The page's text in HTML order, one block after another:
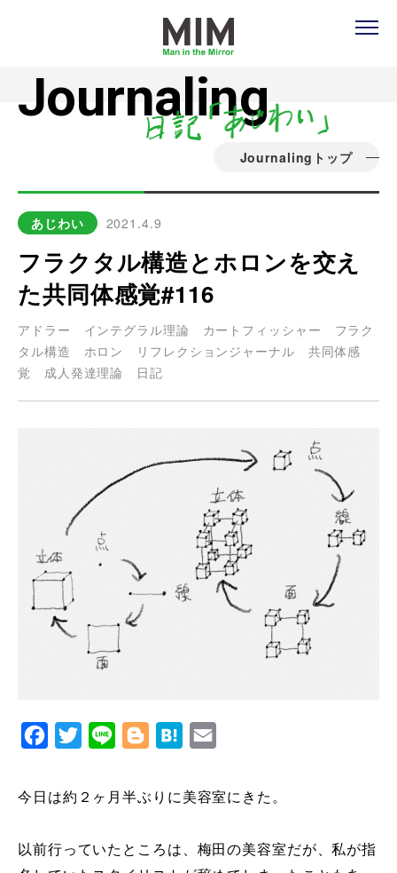
Journaling
Journalingトップ
あじわい 2021.4.9
フラクタル構造とホロンを交え
た共同体感覚#116
アドラー インテグラル理論 カートフィッシャー
フラク
タル構造
ホロン リフレクションジャーナル
共同体感
覚
成人発達理論 日記
Facebook
TwitterLine BloggerHatena
今日は約２ヶ月半ぶりに美容室にきた。
以前行っていたところは、梅田の美容室だが、私が指